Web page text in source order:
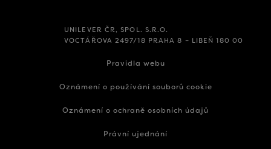
UNILEVER ČR, SPOL. S.R.O.
VOCTÁŘOVA 2497/18 PRAHA 8 – LIBEŇ 180 00
Pravidla webu
Oznámení o používání souborů cookie
Oznámení o ochraně osobních údajů
Právní ujednání